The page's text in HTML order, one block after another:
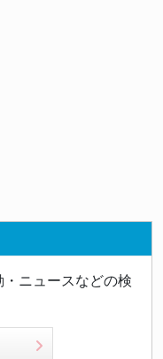
ニュースなどの検